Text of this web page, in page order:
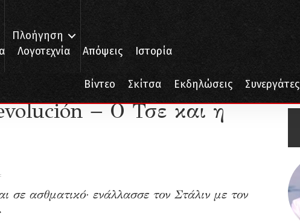
Πλοήγηση
Λογοτεχνία Απόψεις Ιστορία
Βίντεο Σκίτσα Εκδηλώσεις Συνεργάτες
− Ο Τσε και η
ασθματικό· ενάλλασσε τον Στάλιν με τον